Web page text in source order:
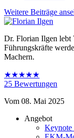
Weitere Beiträge
Dr. Florian Ilgen lebt
Führungskräfte
Machern.
★★★★★
25 Bewertungen
Vom 08. Mai 2025
Angebot
Keynote